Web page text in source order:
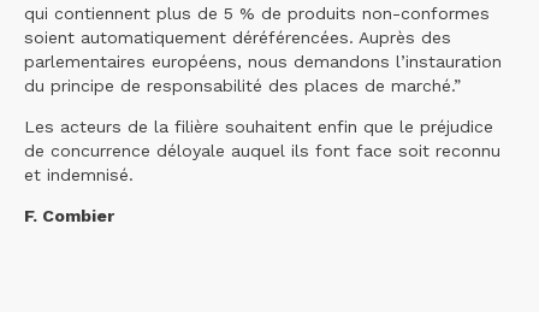
qui contiennent plus de 5 % de produits non-conformes
soient automatiquement déréférencées. Auprès des
parlementaires européens, nous demandons l’instauration
du principe de responsabilité des places de marché.”
Les acteurs de la filière souhaitent enfin que le préjudice
de concurrence déloyale auquel ils font face soit reconnu
et indemnisé.
F. Combier